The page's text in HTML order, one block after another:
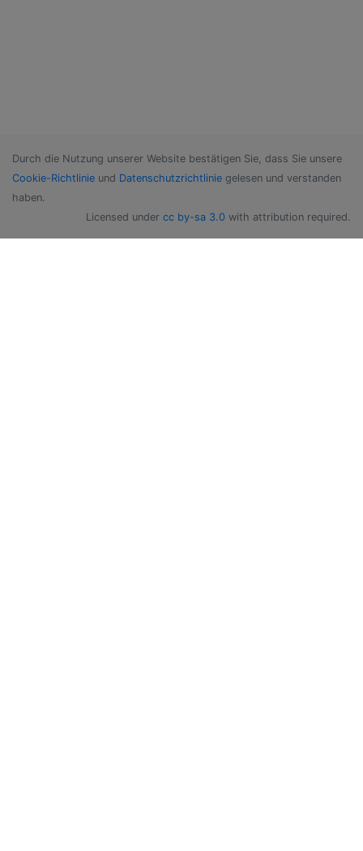
Durch die Nutzung unserer Website bestätigen Sie, dass Sie unsere
Cookie-Richtlinie und Datenschutzrichtlinie gelesen und verstanden
haben.
Licensed under cc by-sa 3.0 with attribution required.